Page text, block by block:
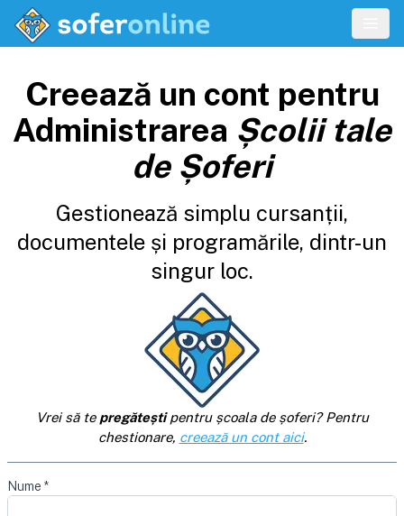
Creează un cont pentru
Administrarea Școlii tale
de Șoferi
Gestionează simplu cursanții,
documentele și programările, dintr-un
singur loc.
Vrei să te pregăteștipentru școala de șoferi? Pentru
chestionare, creează un cont aici.
Nume *